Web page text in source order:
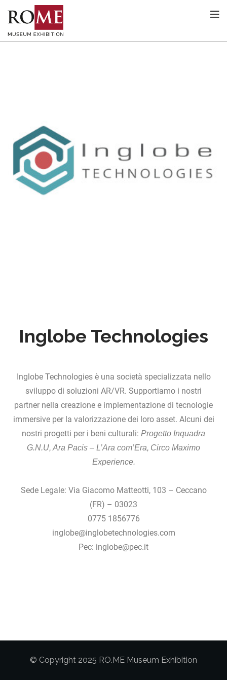
Inglobe Technologies
Inglobe Technologies è una società specializzata nello
sviluppo di soluzioni AR/VR. Supportiamo i nostri
partner nella creazione e implementazione di tecnologie
immersive per la valorizzazione dei loro asset. Alcuni dei
nostri progetti per i beni culturali: Progetto Inquadra
G.N.U,Ara Pacis – L’Ara com’Era, Circo Maximo
Experience.
Sede Legale: Via Giacomo Matteotti, 103 – Ceccano
(FR) – 03023
0775 1856776
inglobe@inglobetechnologies.com
Pec: inglobe@pec.it
© Copyright 2025 RO.ME Museum Exhibition